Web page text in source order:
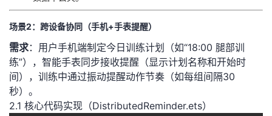
场景2：跨设备协同（手机+手表提醒）
​需求​​：用户手机端制定今日训练计划（如“18:00 腿部训
练”），智能手表同步接收提醒（显示计划名称和开始时
间），训练中通过振动提醒动作节奏（如每组间隔30
秒）。
2.1 核心代码实现（DistributedReminder.ets）